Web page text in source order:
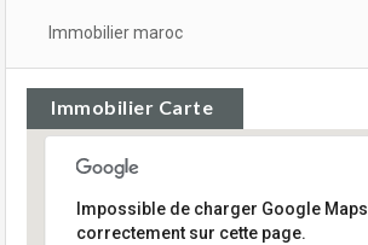
Immobilier maroc
Immobilier Carte
Impossible de charger Google Maps
correctement sur cette page.